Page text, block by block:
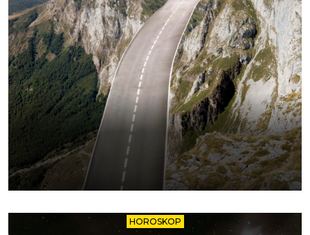
HOROSKOP